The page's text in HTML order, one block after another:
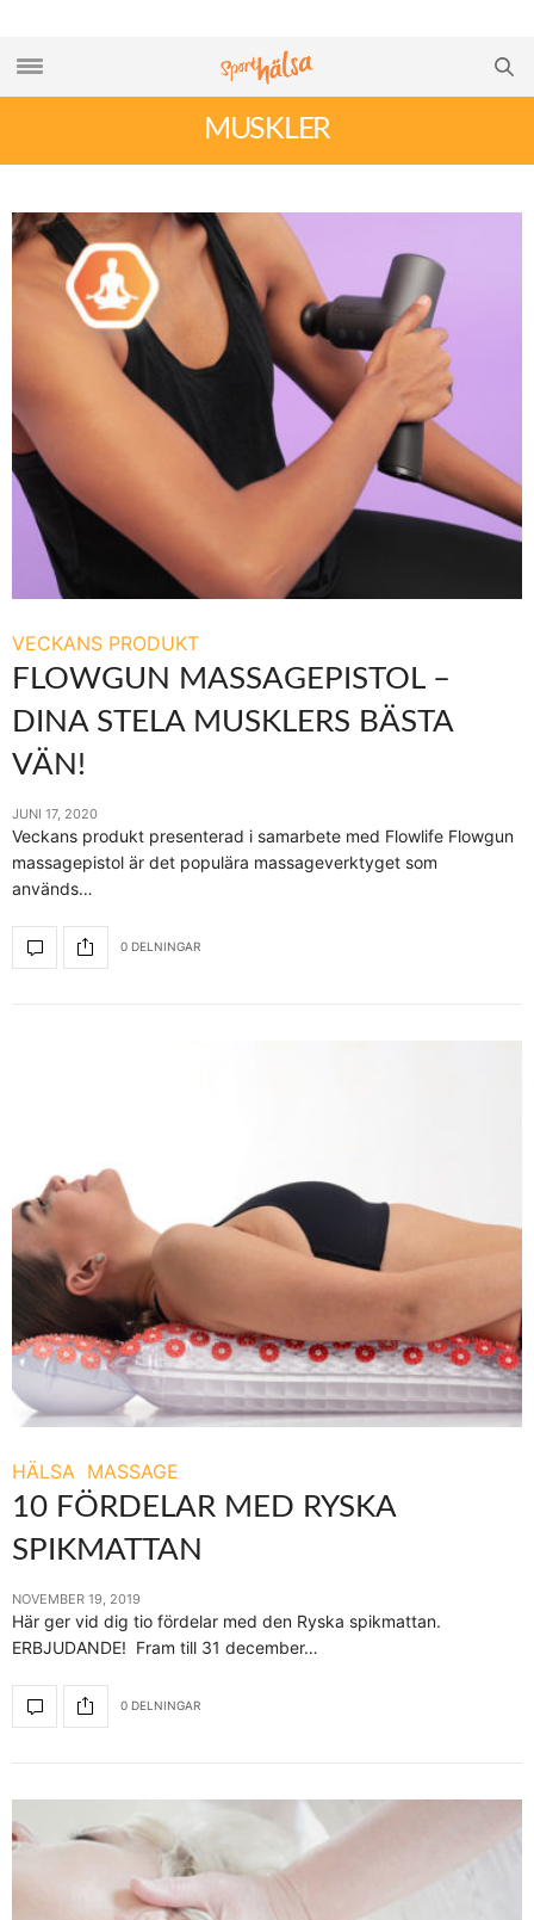
MUSKLER
VECKANS PRODUKT
FLOWGUN MASSAGEPISTOL –
DINA STELA MUSKLERS BÄSTA
VÄN!
JUNI 17, 2020
Veckans produkt presenterad i samarbete med Flowlife Flowgun
massagepistol är det populära massageverktyget som
används…
0 DELNINGAR
HÄLSA MASSAGE
10 FÖRDELAR MED RYSKA
SPIKMATTAN
NOVEMBER 19, 2019
Här ger vid dig tio fördelar med den Ryska spikmattan.
ERBJUDANDE! Fram till 31 december…
0 DELNINGAR